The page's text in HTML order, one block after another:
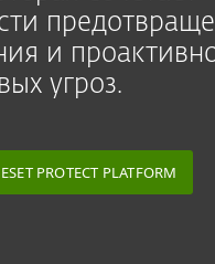
и
угроз.
PROTECT PLATFORM